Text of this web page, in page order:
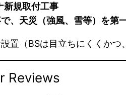
規取付工事
、天災（強風、雪等）を第
置（BSは目立ちにくくかつ
Reviews